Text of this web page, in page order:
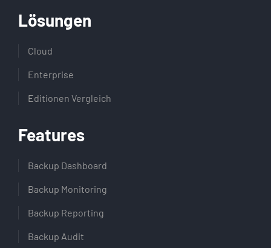
Lösungen
Cloud
Enterprise
Editionen Vergleich
Features
Backup Dashboard
Backup Monitoring
Backup Reporting
Backup Audit